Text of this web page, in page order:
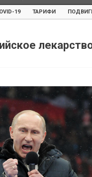
19 ТАРИФИ